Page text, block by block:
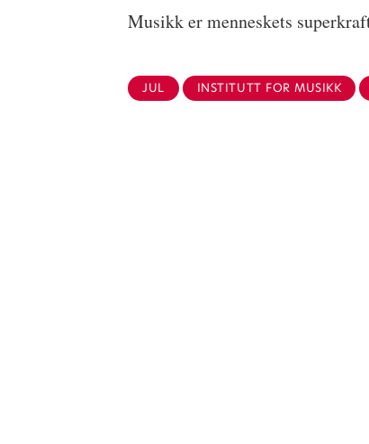
Musikk er menneskets
JUL INSTITUTT FOR MUSIKK